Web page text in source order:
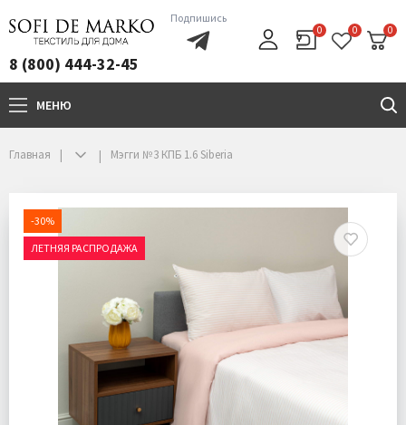
8 (800) 444-32-45
Подпишись
0 0 0
МЕНЮ
+7(800)444-32-45
Главная Мэгги №3 КПБ 1.6 Siberia
-30%
ЛЕТНЯЯ РАСПРОДАЖА